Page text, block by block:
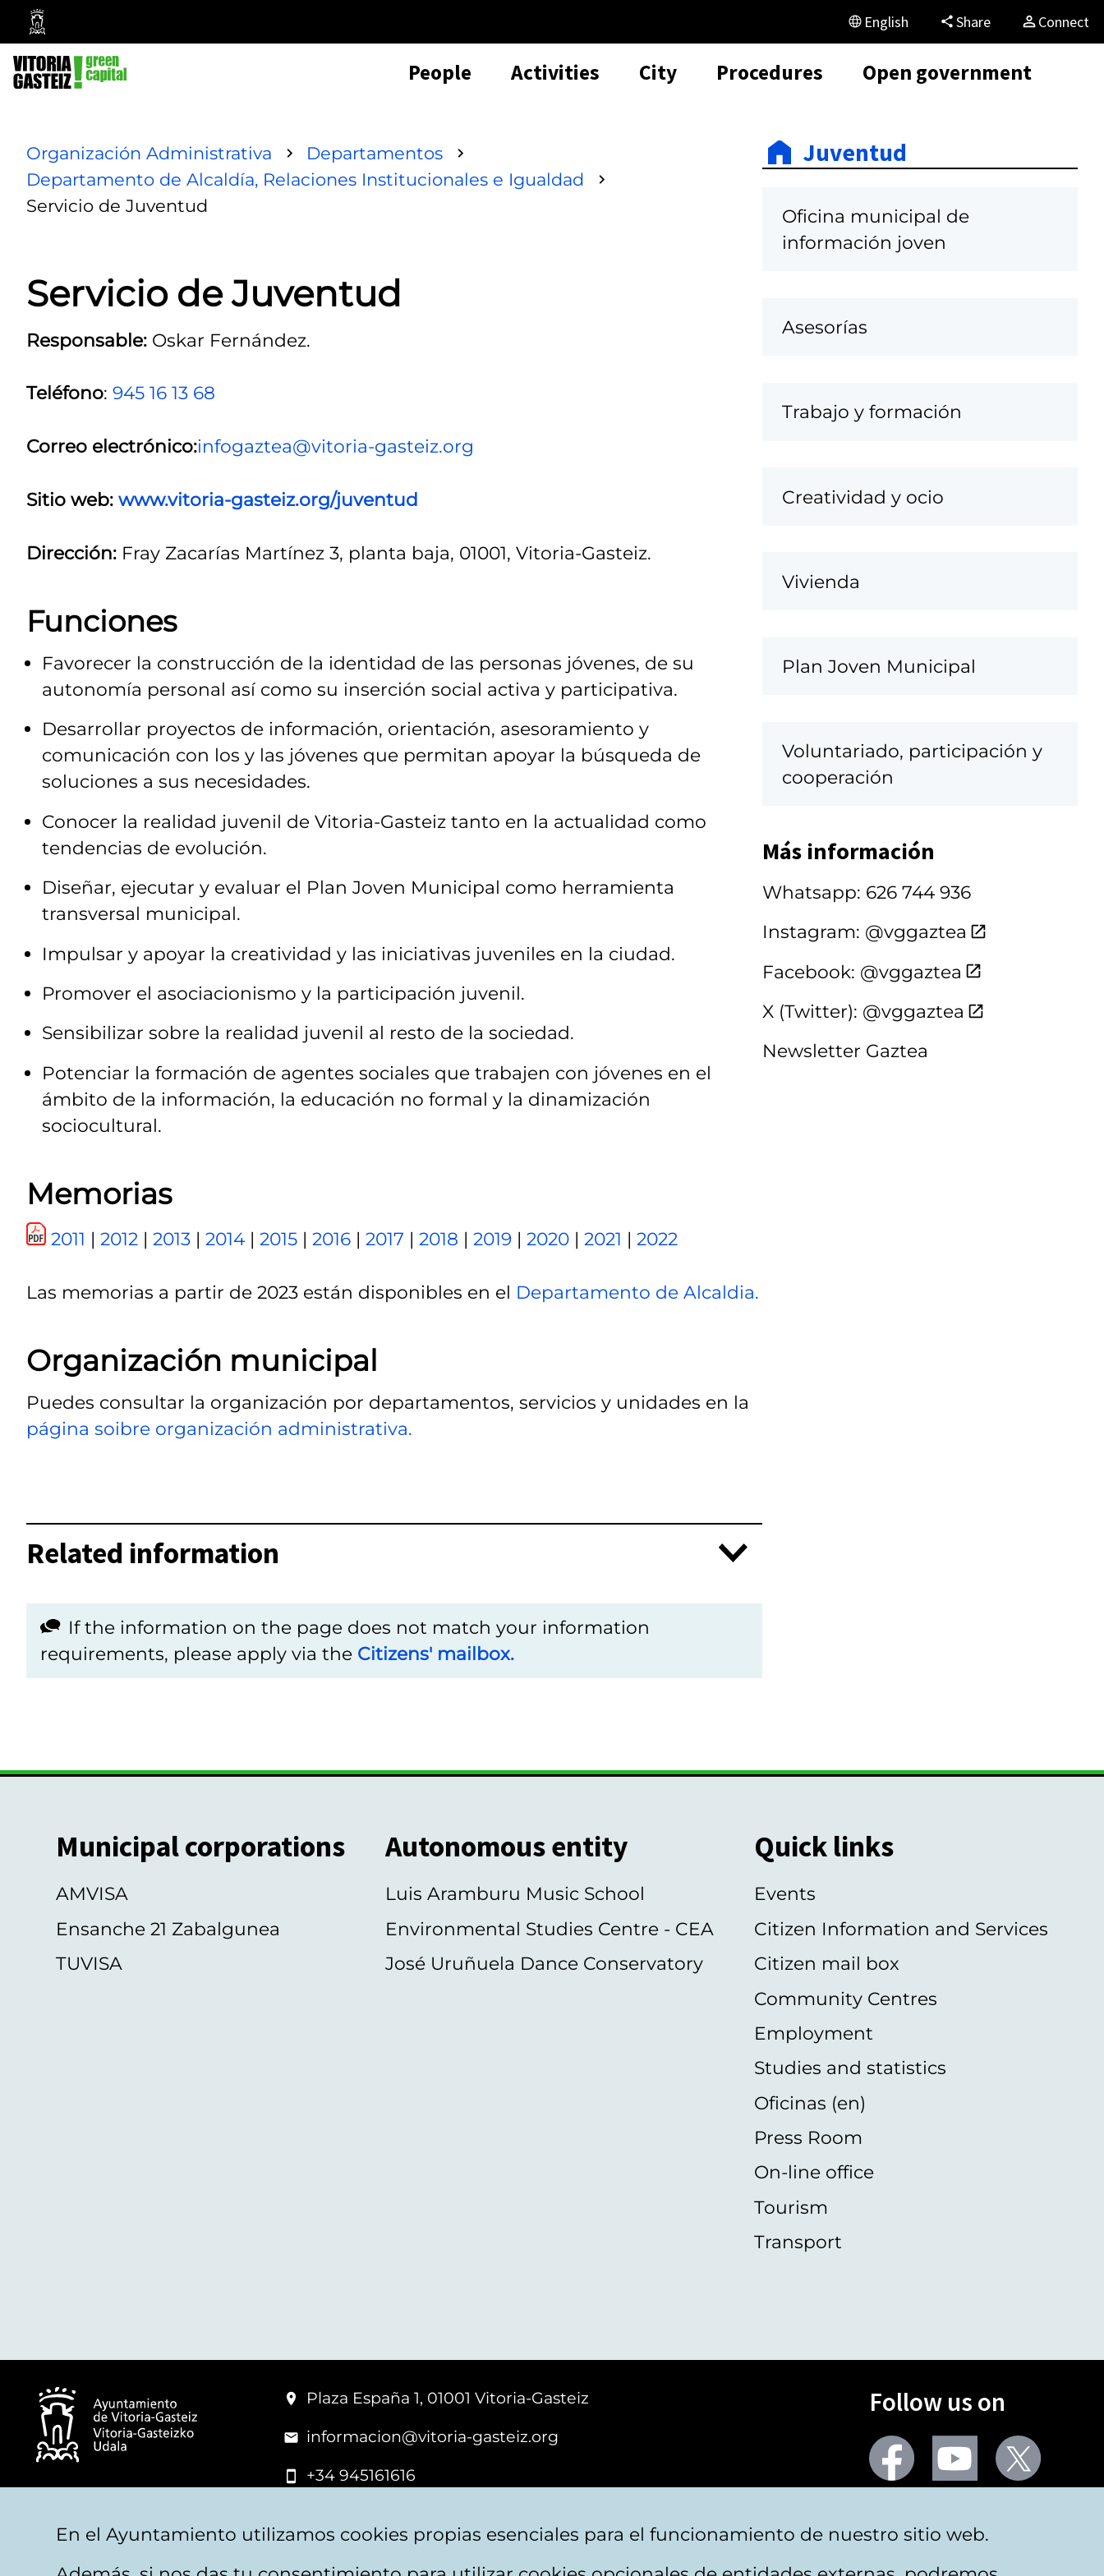
Vitoria-
Gasteiz
City
Council
English Share Connect
People Activities City Procedures Open government
Organización Administrativa
Departamentos
Departamento de Alcaldía, Relaciones Institucionales e Igualdad
Servicio de Juventud
Servicio de Juventud
Responsable: Oskar Fernández.
Teléfono: 945 16 13 68
Correo electrónico:infogaztea@vitoria-gasteiz.org
Sitio web: www.vitoria-gasteiz.org/juventud
Dirección: Fray Zacarías Martínez 3, planta baja, 01001, Vitoria-Gasteiz.
Funciones
Favorecer la construcción de la identidad de las personas jóvenes, de su
autonomía personal así como su inserción social activa y participativa.
Desarrollar proyectos de información, orientación, asesoramiento y
comunicación con los y las jóvenes que permitan apoyar la búsqueda de
soluciones a sus necesidades.
Conocer la realidad juvenil de Vitoria-Gasteiz tanto en la actualidad como
tendencias de evolución.
Diseñar, ejecutar y evaluar el Plan Joven Municipal como herramienta
transversal municipal.
Impulsar y apoyar la creatividad y las iniciativas juveniles en la ciudad.
Promover el asociacionismo y la participación juvenil.
Sensibilizar sobre la realidad juvenil al resto de la sociedad.
Potenciar la formación de agentes sociales que trabajen con jóvenes en el
ámbito de la información, la educación no formal y la dinamización
sociocultural.
Memorias
2011 | 2012 | 2013 | 2014| 2015 | 2016 | 2017 | 2018 | 2019 | 2020 | 2021 | 2022
Las memorias a partir de 2023 están disponibles en el Departamento de Alcaldia.
Organización municipal
Puedes consultar la organización por departamentos, servicios y unidades en la
página soibre organización administrativa.
Related information
If the information on the page does not match your information
requirements, please apply via the Citizens' mailbox.
Juventud
Oficina municipal de
información joven
Asesorías
Trabajo y formación
Creatividad y ocio
Vivienda
Plan Joven Municipal
Voluntariado, participación y
cooperación
Más información
Whatsapp: 626 744 936
Instagram: @vggaztea
Facebook: @vggaztea
X (Twitter): @vggaztea
Newsletter Gaztea
Municipal corporations
AMVISA
Ensanche 21 Zabalgunea
TUVISA
Autonomous entity
Luis Aramburu Music School
Environmental Studies Centre - CEA
José Uruñuela Dance Conservatory
Quick links
Events
Citizen Information and Services
Citizen mail box
Community Centres
Employment
Studies and statistics
Oficinas (en)
Press Room
On-line office
Tourism
Transport
Plaza España 1, 01001 Vitoria-Gasteiz
informacion@vitoria-gasteiz.org
+34 945161616
Follow us on
Facebook Youtube
En el Ayuntamiento utilizamos cookies propias esenciales para el funcionamiento de nuestro sitio web.